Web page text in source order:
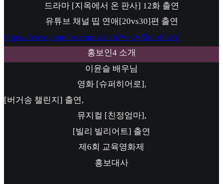
드라마 [지옥에서 온 판사] 12화 출연
유튜브 채널 띱 연애[20vs30]편 출연
https://www.youtube.com/watch?v=2yXbd-d6iaY
홍보인4 소개
이윤슬 배우님
영화 [슈퍼히어로],
[버거송 챌린지] 출연,
뮤지컬 [친정엄마],
[빌리 빌리어트] 출연
제6회 교육영화제
홍보대사